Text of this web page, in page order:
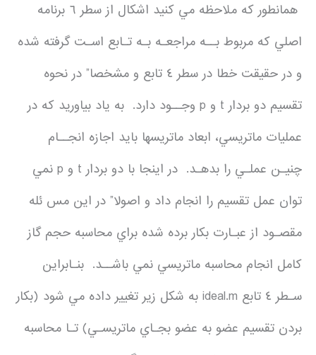
همانطور كه ملاحظه مي كنيد اشكال از سطر ٦ برنامه
اصلي كه مربوط بــه مراجعـه بـه تـابع اسـت گرفته شده
و در حقيقت خطا در سطر ٤ تابع و مشخصا” در نحوه
تقسيم دو بردار t و p وجــود دارد. به ياد بياوريد كه در
عمليات ماتريسي، ابعاد ماتريسها بايد اجازه انجــام
چنيـن عملـي را بدهـد. در اينجا با دو بردار t و p نمي
توان عمل تقسيم را انجام داد و اصولا” در اين مس ئله
مقصـود از عبـارت بكار برده شده براي محاسبه حجم گاز
كامل انجام محاسبه ماتريسي نمي باشــد. بنـابراين
سـطر ٤ تابع ideal.m به شكل زير تغيير داده مي شود (بكار
بردن تقسيم عضو به عضو بجـاي ماتريسـي) تـا محاسبه